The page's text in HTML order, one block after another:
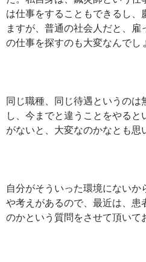
は仕事をすることもできるし
ますが、普通の社会人だと、
の仕事を探すのも大変なんでし
同じ職種、同じ待遇というのは
し、今までと違うことをやると
がないと、大変なのかなとも思
自分がそういった環境にないか
や考えがあるので、最近は、患
のかという質問をさせて頂いて